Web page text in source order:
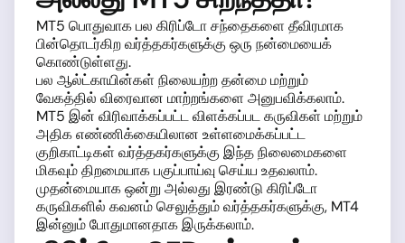
MT5 பொதுவாக பல கிரிப்டோ சந்தைகளை தீவிரமாக
பின்தொடர்கிற வர்த்தகர்களுக்கு ஒரு நன்மையைக்
கொண்டுள்ளது.
பல ஆல்ட்காயின்கள் நிலையற்ற தன்மை மற்றும்
வேகத்தில் விரைவான மாற்றங்களை அனுபவிக்கலாம்.
MT5 இன் விரிவாக்கப்பட்ட விளக்கப்பட கருவிகள் மற்றும்
அதிக எண்ணிக்கையிலான உள்ளமைக்கப்பட்ட
குறிகாட்டிகள் வர்த்தகர்களுக்கு இந்த நிலைமைகளை
மிகவும் திறமையாக பகுப்பாய்வு செய்ய உதவலாம்.
முதன்மையாக ஒன்று அல்லது இரண்டு கிரிப்டோ
கருவிகளில் கவனம் செலுத்தும் வர்த்தகர்களுக்கு, MT4
இன்னும் போதுமானதாக இருக்கலாம்.